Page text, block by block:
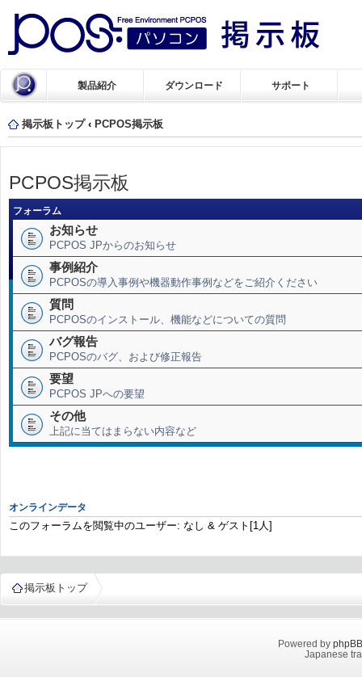
製品紹介 ダウンロード サポート
掲示板トップ ‹ PCPOS掲示板
PCPOS掲示板
フォーラム
お知らせ
PCPOS JPからのお知らせ
事例紹介
PCPOSの導入事例や機器動作事例などをご紹介ください
質問
PCPOSのインストール、機能などについての質問
バグ報告
PCPOSのバグ、および修正報告
要望
PCPOS JPへの要望
その他
上記に当てはまらない内容など
オンラインデータ
このフォーラムを閲覧中のユーザー: なし & ゲスト[1人]
掲示板トップ
Powered by phpBB
Japanese